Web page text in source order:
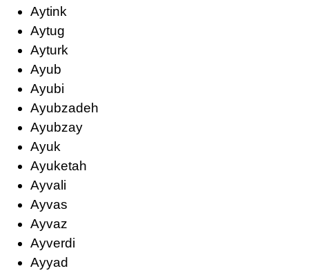
Aytink
Aytug
Ayturk
Ayub
Ayubi
Ayubzadeh
Ayubzay
Ayuk
Ayuketah
Ayvali
Ayvas
Ayvaz
Ayverdi
Ayyad